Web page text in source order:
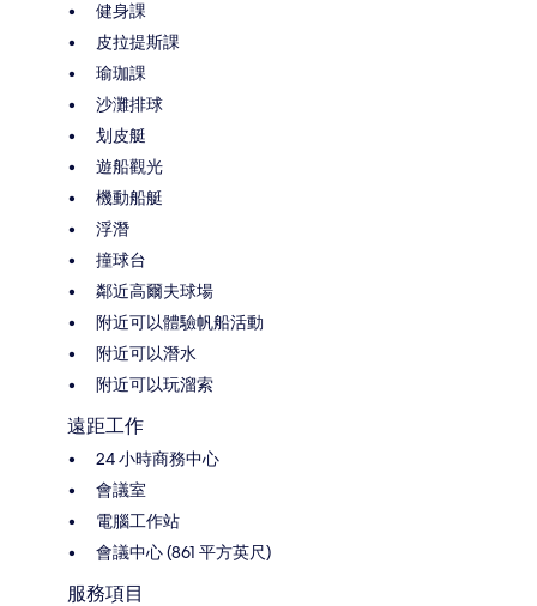
健身課
皮拉提斯課
瑜珈課
沙灘排球
划皮艇
遊船觀光
機動船艇
浮潛
撞球台
鄰近高爾夫球場
附近可以體驗帆船活動
附近可以潛水
附近可以玩溜索
遠距工作
24 小時商務中心
會議室
電腦工作站
會議中心 (861 平方英尺)
服務項目